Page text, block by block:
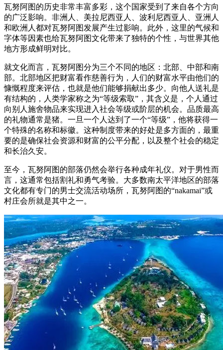
瓦努阿图的历史非常丰富多彩，这个国家受到了来自各个方向
的广泛影响。非洲人、美拉尼西亚人、波利尼西亚人、亚洲人
和欧洲人都对瓦努阿图发展产生过影响。此外，这里的气候和
字体等因素也给瓦努阿图文化带来了独特的个性，与世界其他
地方形成鲜明对比。
就文化而言，瓦努阿图分为三个不同的地区：北部、中部和南
部。北部地区把财富看作慈善行为，人们的财富水平由他们的
慷慨程度来评估，也就是他们能够捐献出多少。向他人送礼是
有结构的，人类学家称之为“等级索取”，其含义是，个人通过
向别人施舍物品来实现进入社会等级或阶层的机会。品质最高
的礼物通常是猪。一旦一个人达到了一个“等级”，他将获得一
个特殊的名称和标徽。这种制度带来的好处是多方面的，最重
要的是确保社会资源和财富的公平分配，以及整个社会的稳定
和长治久安。
至今，瓦努阿图的部落仍然会举行各种成年礼仪。对于男性而
言，这通常包括割礼和勇气考验。大多数南太平洋地区的部落
文化都有专门的男士交流活动场所，瓦努阿图的“nakamai”或
村庄会所就是其中之一。